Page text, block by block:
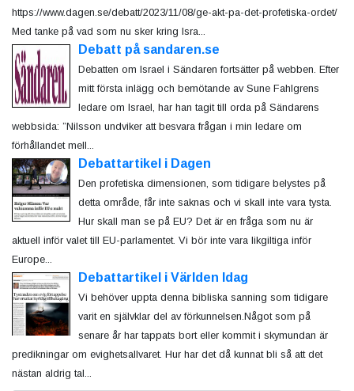
https://www.dagen.se/debatt/2023/11/08/ge-akt-pa-det-profetiska-ordet/
Med tanke på vad som nu sker kring Isra...
Debatt på sandaren.se
Debatten om Israel i Sändaren fortsätter på webben. Efter
mitt första inlägg och bemötande av Sune Fahlgrens
ledare om Israel, har han tagit till orda på Sändarens
webbsida: ”Nilsson undviker att besvara frågan i min ledare om
förhållandet mell...
Debattartikel i Dagen
Den profetiska dimensionen, som tidigare belystes på
detta område, får inte saknas och vi skall inte vara tysta.
Hur skall man se på EU? Det är en fråga som nu är
aktuell inför valet till EU-parlamentet. Vi bör inte vara likgiltiga inför
Europe...
Debattartikel i Världen Idag
Vi behöver uppta denna bibliska sanning som tidigare
varit en självklar del av förkunnelsen.Något som på
senare år har tappats bort eller kommit i skymundan är
predikningar om evighetsallvaret. Hur har det då kunnat bli så att det
nästan aldrig tal...